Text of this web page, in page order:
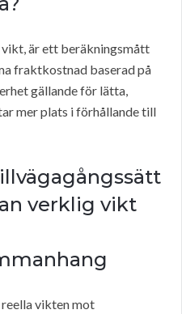
är ett beräkningsmått
fraktkostnad baserad på
gällande för lätta,
mer plats i förhållande till
verklig vikt
vikten mot